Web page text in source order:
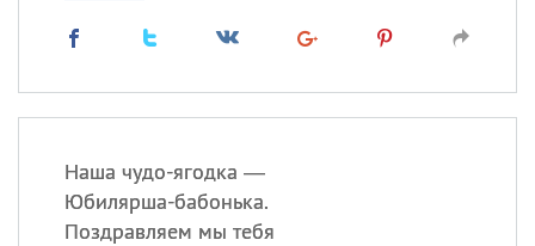
Наша чудо-ягодка —
Юбилярша-бабонька.
Поздравляем мы тебя